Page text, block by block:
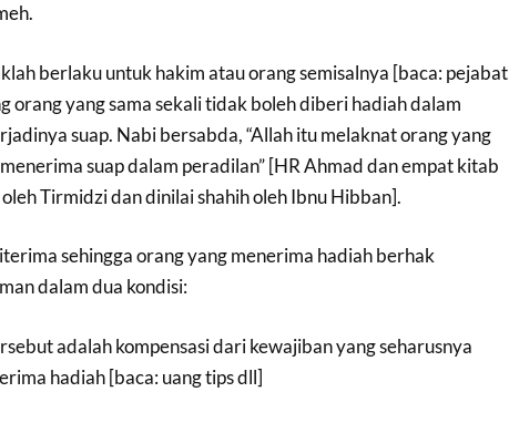
berlaku untuk hakim atau orang semisalnya [baca: pejabat
orang yang sama sekali tidak boleh diberi hadiah dalam
suap. Nabi bersabda, “Allah itu melaknat orang yang
suap dalam peradilan” [HR Ahmad dan empat kitab
Tirmidzi dan dinilai shahih oleh Ibnu Hibban].
sehingga orang yang menerima hadiah berhak
dalam dua kondisi:
adalah kompensasi dari kewajiban yang seharusnya
hadiah [baca: uang tips dll]